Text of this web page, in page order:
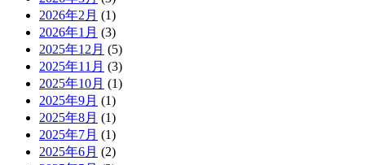
2026年2月 (1)
2026年1月 (3)
2025年12月 (5)
2025年11月 (3)
2025年10月 (1)
2025年9月 (1)
2025年8月 (1)
2025年7月 (1)
2025年6月 (2)